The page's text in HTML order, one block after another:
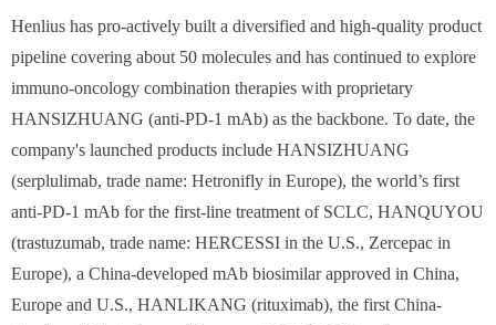
Henlius has pro-actively built a diversified and high-quality product
pipeline covering about 50 molecules and has continued to explore
immuno-oncology combination therapies with proprietary
HANSIZHUANG (anti-PD-1 mAb) as the backbone. To date, the
company's launched products include HANSIZHUANG
(serplulimab, trade name: Hetronifly in Europe), the world’s first
anti-PD-1 mAb for the first-line treatment of SCLC, HANQUYOU
(trastuzumab, trade name: HERCESSI in the U.S., Zercepac in
Europe), a China-developed mAb biosimilar approved in China,
Europe and U.S., HANLIKANG (rituximab), the first China-